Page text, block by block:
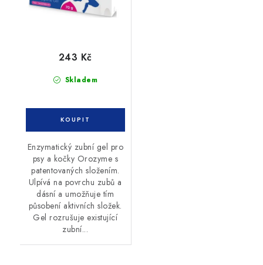
Skladem
243 Kč
Enzymatický zubní gel pro
psy a kočky Orozyme s
patentovaných složením.
Ulpívá na povrchu zubů a
dásní a umožňuje tím
působení aktivních složek.
Gel rozrušuje existující
zubní...